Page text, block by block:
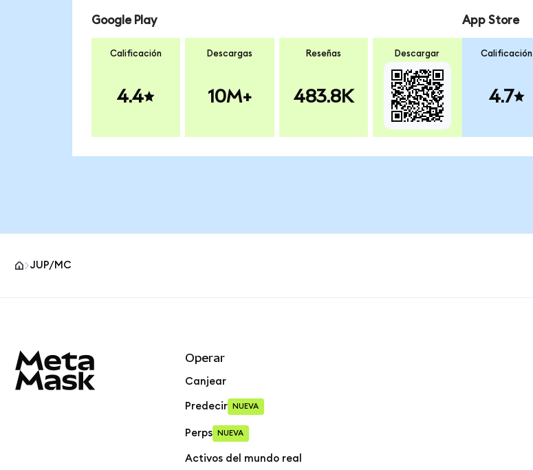
Google Play
Calificación
4.4
Descargas
10M+
Reseñas
483.8K
Descargar
App Store
Calificación
4.7
JUP/MC
Operar
Canjear
Predecir NUEVA
Perps NUEVA
Activos del mundo real